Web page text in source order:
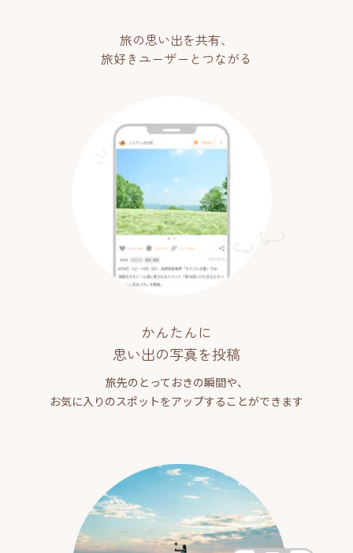
旅の思い出を共有、
旅好きユーザーとつながる
かんたんに
思い出の写真を投稿
旅先のとっておきの瞬間や、
お気に入りのスポットをアップすることができます